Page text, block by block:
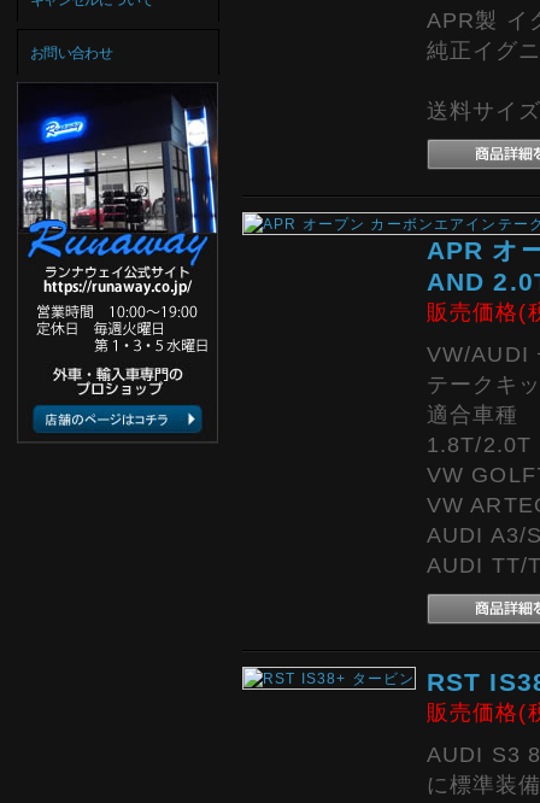
お問い合わせ
APR製 イ
純正イグ
送料サイ
APR オ
AND
販売価格(
VW/AUDI
テークキ
適合車種
1.8T/2.0T
VW
VW
AUDI A3/
AUDI TT/
RST
販売価格(
AUDI S3
に標準装